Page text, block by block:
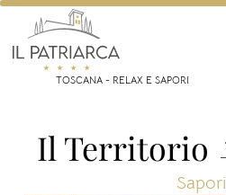
TOSCANA - RELAX E SAPORI
Il Territorio
Sapori